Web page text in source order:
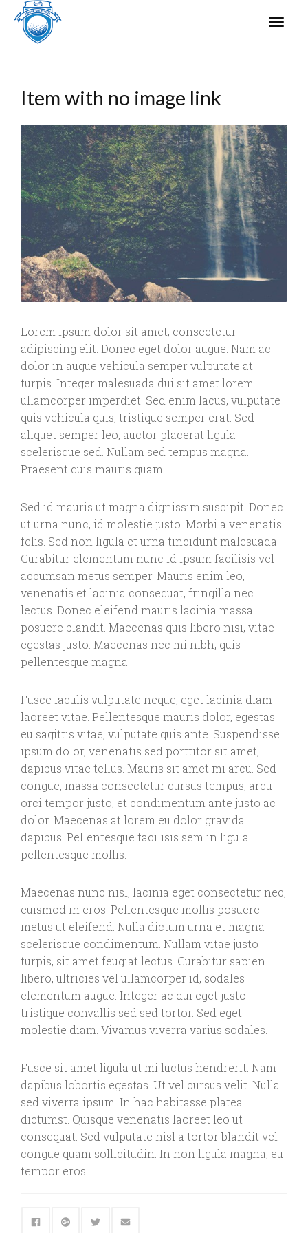
Item with no image link
Lorem ipsum dolor sit amet, consectetur
adipiscing elit. Donec eget dolor augue. Nam ac
dolor in augue vehicula semper vulputate at
turpis. Integer malesuada dui sit amet lorem
ullamcorper imperdiet. Sed enim lacus, vulputate
quis vehicula quis, tristique semper erat. Sed
aliquet semper leo, auctor placerat ligula
scelerisque sed. Nullam sed tempus magna.
Praesent quis mauris quam.
Sed id mauris ut magna dignissim suscipit. Donec
ut urna nunc, id molestie justo. Morbi a venenatis
felis. Sed non ligula et urna tincidunt malesuada.
Curabitur elementum nunc id ipsum facilisis vel
accumsan metus semper. Mauris enim leo,
venenatis et lacinia consequat, fringilla nec
lectus. Donec eleifend mauris lacinia massa
posuere blandit. Maecenas quis libero nisi, vitae
egestas justo. Maecenas nec mi nibh, quis
pellentesque magna.
Fusce iaculis vulputate neque, eget lacinia diam
laoreet vitae. Pellentesque mauris dolor, egestas
eu sagittis vitae, vulputate quis ante. Suspendisse
ipsum dolor, venenatis sed porttitor sit amet,
dapibus vitae tellus. Mauris sit amet mi arcu. Sed
congue, massa consectetur cursus tempus, arcu
orci tempor justo, et condimentum ante justo ac
dolor. Maecenas at lorem eu dolor gravida
dapibus. Pellentesque facilisis sem in ligula
pellentesque mollis.
Maecenas nunc nisl, lacinia eget consectetur nec,
euismod in eros. Pellentesque mollis posuere
metus ut eleifend. Nulla dictum urna et magna
scelerisque condimentum. Nullam vitae justo
turpis, sit amet feugiat lectus. Curabitur sapien
libero, ultricies vel ullamcorper id, sodales
elementum augue. Integer ac dui eget justo
tristique convallis sed sed tortor. Sed eget
molestie diam. Vivamus viverra varius sodales.
Fusce sit amet ligula ut mi luctus hendrerit. Nam
dapibus lobortis egestas. Ut vel cursus velit. Nulla
sed viverra ipsum. In hac habitasse platea
dictumst. Quisque venenatis laoreet leo ut
consequat. Sed vulputate nisl a tortor blandit vel
congue quam sollicitudin. In non ligula magna, eu
tempor eros.